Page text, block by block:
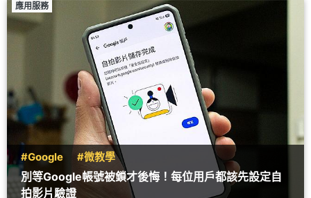
應用服務
#Google #微教學
別等Google帳號被鎖才後悔！每位用戶都該先設定自
拍影片驗證